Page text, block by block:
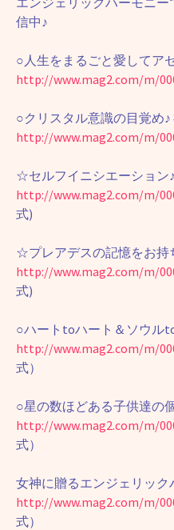
信中♪
○人生をまるごと愛してア
http://www.mag2.com/m/
○クリスタル意識の目覚め♪
http://www.mag2.com/m/
☆セルフイニシエーション♪
http://www.mag2.com/m/
式)
☆プレアデスの記憶をお持
http://www.mag2.com/m/
式)
○ハートtoハート＆ソウル
http://www.mag2.com/m/
式）
○星の数ほどある子供達の
http://www.mag2.com/m/
式）
女神に贈るエンジェリッ
http://www.mag2.com/m/
式）